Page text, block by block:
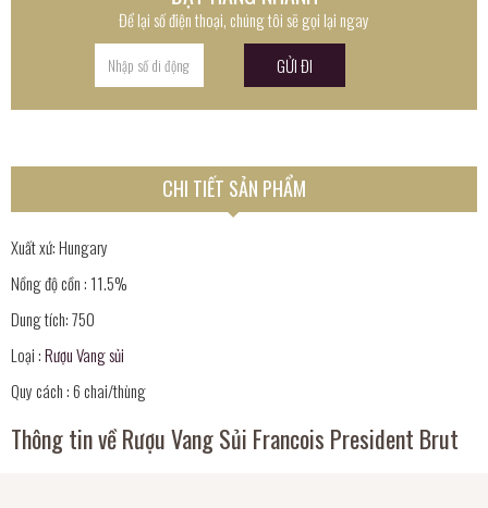
Để lại số điện thoại, chúng tôi sẽ gọi lại ngay
CHI TIẾT SẢN PHẨM
Xuất xứ: Hungary
Nồng độ cồn : 11.5%
Dung tích: 750
Loại :Rượu Vang sủi
Quy cách : 6 chai/thùng
Thông tin về Rượu Vang Sủi Francois President Brut